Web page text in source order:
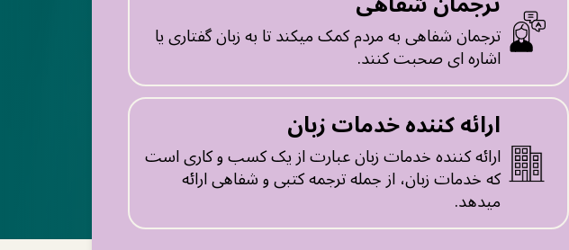
ترجمان شفاهی به مردم کمک میکند تا به زبان گفتاری یا
اشاره ای صحبت کنند.
ارائه کننده خدمات زبان
ارائه کننده خدمات زبان عبارت از یک کسب و کاری است
که خدمات زبان، از جمله ترجمه کتبی و شفاهی ارائه
میدهد.